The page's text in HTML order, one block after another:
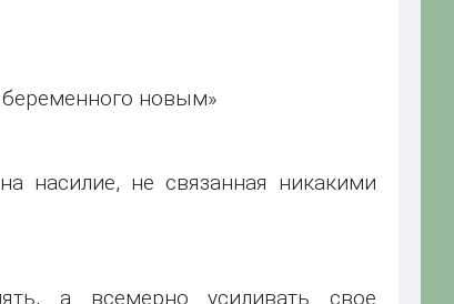
новым»
насилие, не связанная никакими
а всемерно усиливать свое